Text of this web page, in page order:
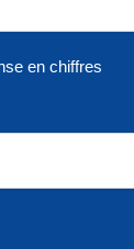
en chiffres